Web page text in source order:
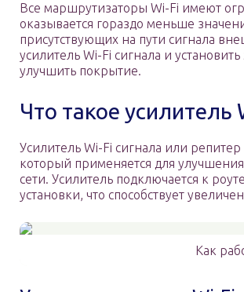
Все маршрутизаторы Wi-Fi имеют
оказывается гораздо меньше
присутствующих на пути сигнала
усилитель Wi-Fi сигнала и
улучшить покрытие.
Что такое усилитель
Усилитель Wi-Fi сигнала или
который применяется для
сети. Усилитель подключается к
установки, что способствует
Как